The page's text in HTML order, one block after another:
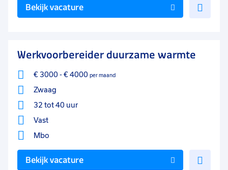
Bekijk vacature
Werkvoorbereider duurzame warmte
€ 3000- € 4000 per maand
Zwaag
32 tot 40 uur
Vast
Mbo
Bekijk vacature